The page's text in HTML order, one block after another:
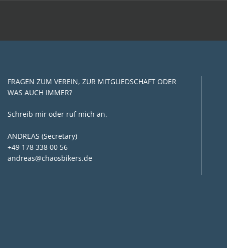
FRAGEN ZUM VEREIN, ZUR MITGLIEDSCHAFT ODER
WAS AUCH IMMER?
Schreib mir oder ruf mich an.
ANDREAS (Secretary)
+49 178 338 00 56
andreas@chaosbikers.de